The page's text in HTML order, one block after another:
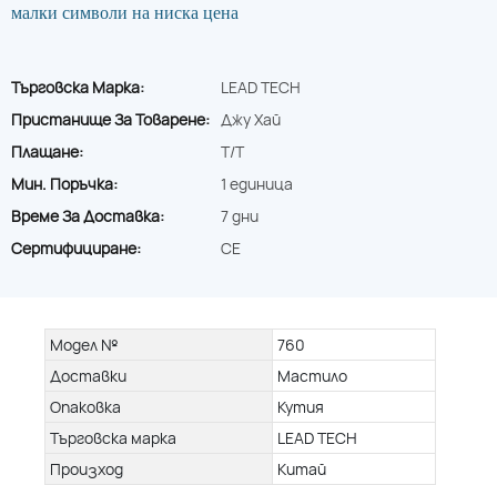
малки символи на ниска цена
Търговска Марка:
LEAD TECH
Пристанище За Товарене: Джу Хай
Плащане:
T/T
Мин. Поръчка:
1 единица
Време За Доставка:
7 дни
Сертифициране:
CE
Модел №
760
Доставки
Мастило
Опаковка
Кутия
Търговска марка
LEAD TECH
Произход
Китай